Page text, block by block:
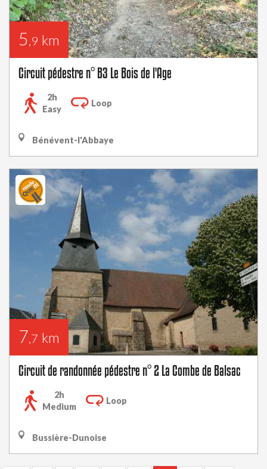
5,9 km
Circuit pédestre n° B3 Le Bois de l'Age
2h
Easy
Loop
Bénévent-l'Abbaye
7,7 km
Circuit de randonnée pédestre n° 2 La Combe de Balsac
2h
Medium
Loop
Bussière-Dunoise